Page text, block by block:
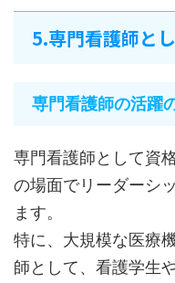
5.専門看護師と
専門看護師の活躍
専門看護師として資
の場面でリーダーシ
ます。
特に、大規模な医療
師として、看護学生